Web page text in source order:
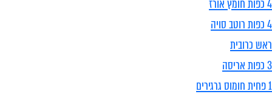
4 כפות חומץ אורז
4 כפות רוטב סויה
ראש כרובית
3 כפות אריסה
1 פחית חומוס גרגירים